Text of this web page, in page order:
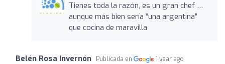
Tienes toda la razón, es un gran chef …
aunque más bien sería “una argentina”
que cocina de maravilla
Belén Rosa Invernón Publicada en 1 year ago